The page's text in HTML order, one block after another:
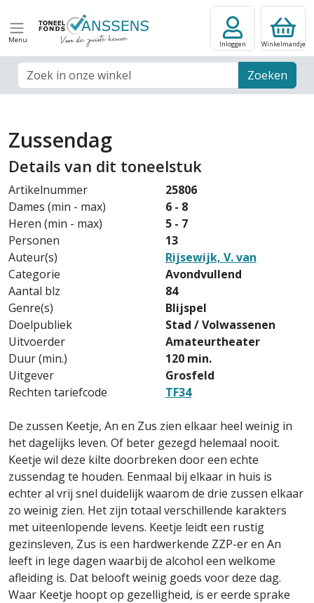
Menu
Zoek veld Zoeken
Inloggen Winkelmandje
Zussendag
Details van dit toneelstuk
Artikelnummer
25806
Dames (min - max)
6 - 8
Heren (min - max)
5 - 7
Personen
13
Auteur(s)
Rijsewijk, V. van
Categorie
Avondvullend
Aantal blz
84
Genre(s)
Blijspel
Doelpubliek
Stad / Volwassenen
Uitvoerder
Amateurtheater
Duur (min.)
120 min.
Uitgever
Grosfeld
Rechten tariefcode
TF34
De zussen Keetje, An en Zus zien elkaar heel weinig in
het dagelijks leven. Of beter gezegd helemaal nooit.
Keetje wil deze kilte doorbreken door een echte
zussendag te houden. Eenmaal bij elkaar in huis is
echter al vrij snel duidelijk waarom de drie zussen elkaar
zo weinig zien. Het zijn totaal verschillende karakters
met uiteenlopende levens. Keetje leidt een rustig
gezinsleven, Zus is een hardwerkende ZZP-er en An
leeft in lege dagen waarbij de alcohol een welkome
afleiding is. Dat belooft weinig goeds voor deze dag.
Waar Keetje hoopt op gezelligheid, is er eerde sprake